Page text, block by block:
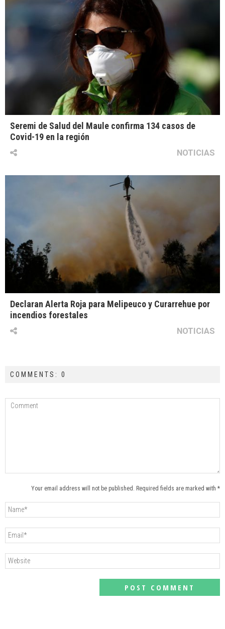
Seremi de Salud del Maule confirma 134 casos de
Covid-19 en la región
NOTICIAS
Declaran Alerta Roja para Melipeuco y Curarrehue por
incendios forestales
NOTICIAS
COMMENTS: 0
Your email address will not be published. Required fields are marked with *